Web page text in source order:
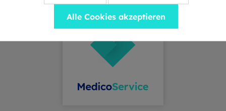
Alle Cookies akzeptieren